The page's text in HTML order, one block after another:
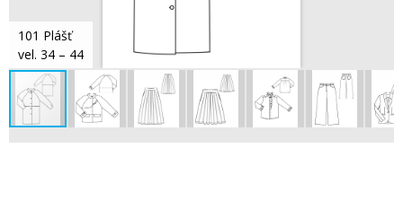
101 Plášť
vel. 34 – 44